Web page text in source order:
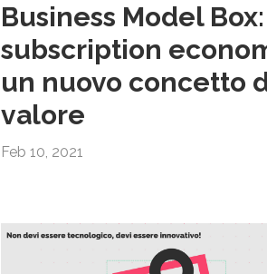
Business Model Box:
subscription
un nuovo concetto
valore
Feb 10, 2021